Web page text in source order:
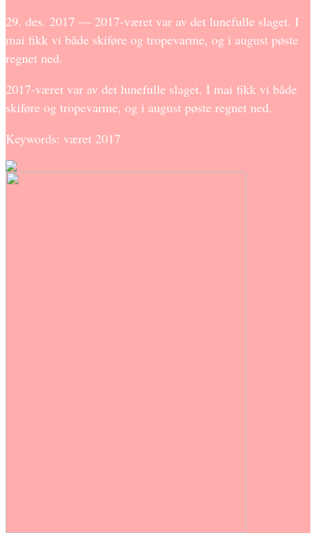
29. des. 2017 — 2017-været var av det lunefulle slaget. I
mai fikk vi både skiføre og tropevarme, og i august pøste
regnet ned.
2017-været var av det lunefulle slaget. I mai fikk vi både
skiføre og tropevarme, og i august pøste regnet ned.
Keywords: været 2017